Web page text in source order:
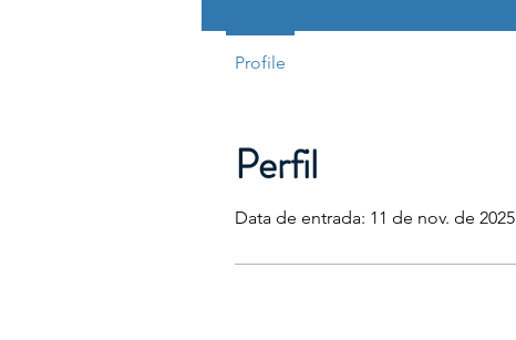
Perfil
Data de entrada: 11 de nov. de 2025
Profile